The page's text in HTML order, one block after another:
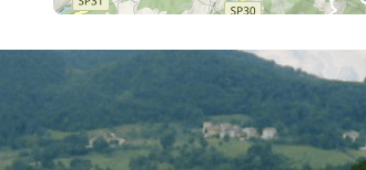
sempre fino ad incontrare la
asfaltata di via Fondovalle,
salita. Si prosegue a sinistra
indicazioni di Pieve di Trebbio,
raggiunge dopo 360 metri. Si